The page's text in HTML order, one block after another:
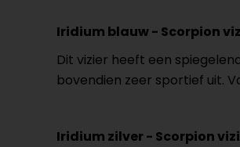
Iridium blauw - Scorpion
Dit vizier heeft een
bovendien zeer sportief uit.
Iridium zilver - Scorpion